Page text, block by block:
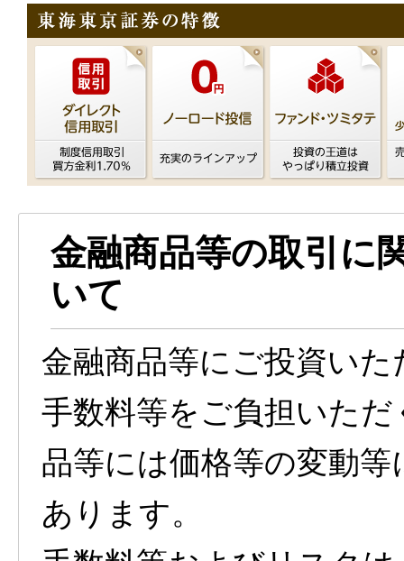
金融商品等の取引に
いて
金融商品等にご投資い
手数料等をご負担いた
品等には価格等の変動
あります。